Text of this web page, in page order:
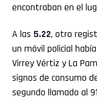
encontraban en el
A las 5.22, otro
un móvil policial
Virrey Vértiz y La
signos de consumo
segundo llamado al